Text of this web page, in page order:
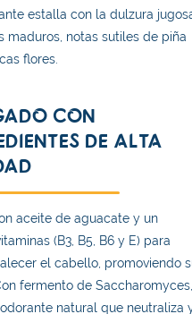
estalla con la dulzura
maduros, notas sutiles de piña
flores.
CON
DE ALTA
aceite de aguacate y un
(B3, B5, B6 y E) para
el cabello, promoviendo
fermento de Saccharomyces,
natural que neutraliza